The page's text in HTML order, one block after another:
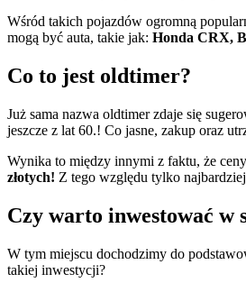
Wśród takich pojazdów ogromną
mogą być auta, takie jak: Honda CRX,
Co to jest oldtimer?
Już sama nazwa oldtimer zdaje się
jeszcze z lat 60.! Co jasne, zakup oraz
Wynika to między innymi z faktu, że
złotych! Z tego względu tylko
Czy warto inwestować w
W tym miejscu dochodzimy do
takiej inwestycji?